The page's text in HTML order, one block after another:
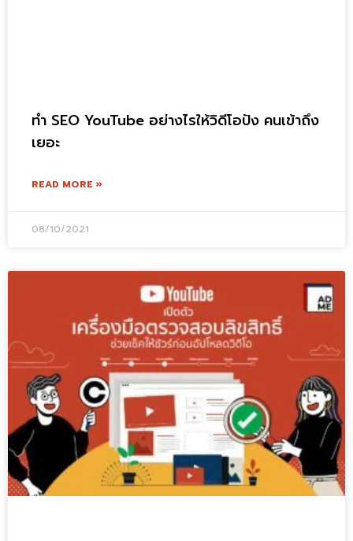
ทํา SEO YouTube อย่างไรให้วิดีโอปัง คนเข้าถึง
เยอะ
READ MORE »
08/10/2021